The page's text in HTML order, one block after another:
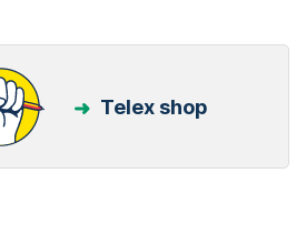
Telex shop